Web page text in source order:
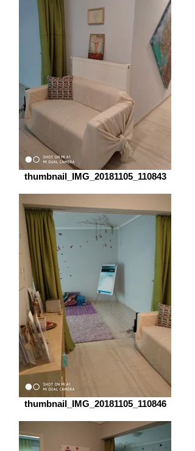
thumbnail_IMG_20181105_110843
thumbnail_IMG_20181105_110846